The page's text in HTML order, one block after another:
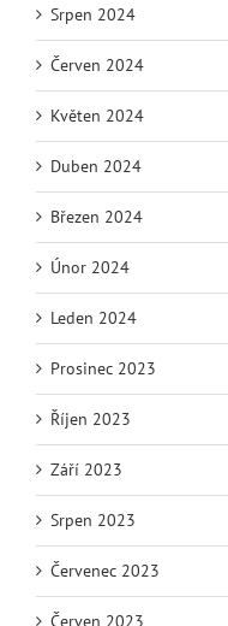
Srpen 2024
Červen 2024
Květen 2024
Duben 2024
Březen 2024
Únor 2024
Leden 2024
Prosinec 2023
Říjen 2023
Září 2023
Srpen 2023
Červenec 2023